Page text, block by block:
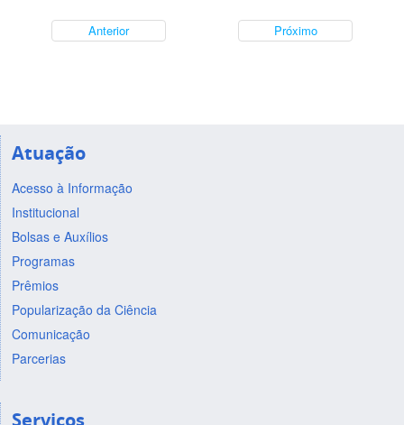
Anterior Próximo
Atuação
Acesso à Informação
Institucional
Bolsas e Auxílios
Programas
Prêmios
Popularização da Ciência
Comunicação
Parcerias
Serviços